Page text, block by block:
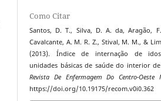
Como Citar
Santos, D. T., Silva, D. A. da, Aragão,
Cavalcante, A. M. R. Z., Stival, M. M., &
(2013). Índice de internação de
unidades básicas de saúde do interior de
Revista De Enfermagem Do Centro-Oeste
https://doi.org/10.19175/recom.v0i0.362